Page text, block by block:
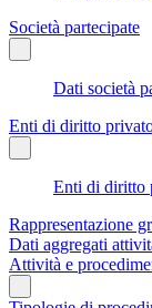
Società partecipate
Dati società
Enti di diritto
Enti di diritto
Rappresentazione
Dati aggregati
Attività e